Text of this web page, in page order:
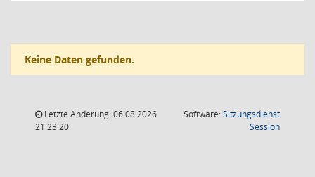
Keine Daten gefunden.
Letzte Änderung: 06.08.2026
21:23:20
Software:Sitzungsdienst
Session(Wird in